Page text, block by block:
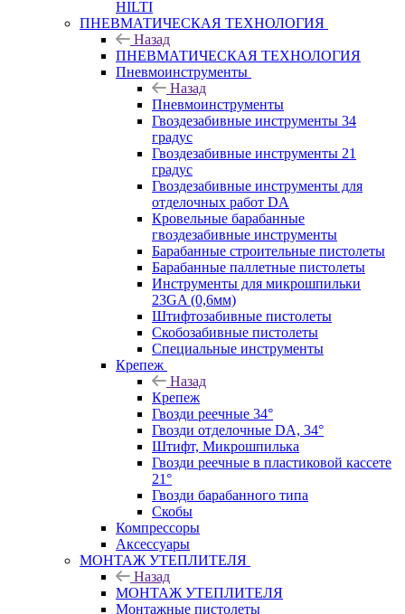
HILTI
ПНЕВМАТИЧЕСКАЯ ТЕХНОЛОГИЯ
Назад
ПНЕВМАТИЧЕСКАЯ ТЕХНОЛОГИЯ
Пневмоинструменты
Назад
Пневмоинструменты
Гвоздезабивные инструменты 34
градус
Гвоздезабивные инструменты 21
градус
Гвоздезабивные инструменты для
отделочных работ DA
Кровельные барабанные
гвоздезабивные инструменты
Барабанные строительные пистолеты
Барабанные паллетные пистолеты
Инструменты для микрошпильки
23GA (0,6мм)
Штифтозабивные пистолеты
Скобозабивные пистолеты
Специальные инструменты
Крепеж
Назад
Крепеж
Гвозди реечные 34°
Гвозди отделочные DA, 34°
Штифт, Микрошпилька
Гвозди реечные в пластиковой кассете
21°
Гвозди барабанного типа
Скобы
Компрессоры
Аксессуары
МОНТАЖ УТЕПЛИТЕЛЯ
Назад
МОНТАЖ УТЕПЛИТЕЛЯ
Монтажные пистолеты